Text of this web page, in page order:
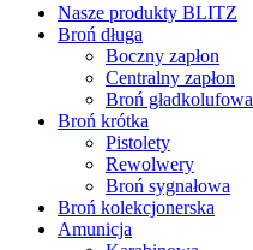
Nasze produkty BLITZ
Broń długa
Boczny zapłon
Centralny zapłon
Broń gładkolufowa
Broń krótka
Pistolety
Rewolwery
Broń sygnałowa
Broń kolekcjonerska
Amunicja